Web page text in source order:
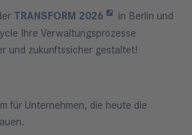
TRANSFORM 2026
in Berlin und
Ihre Verwaltungsprozesse
und zukunftssicher gestaltet!
für Unternehmen, die heute die